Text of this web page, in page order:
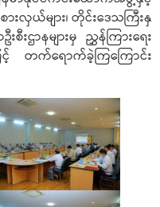
လှယ်များ၊ တိုင်းဒေသကြီးနှ
ဌာနများမှ ညွှန်ကြားရေး
င့် တက်ရောက်ခဲ့ကြကြောင်း